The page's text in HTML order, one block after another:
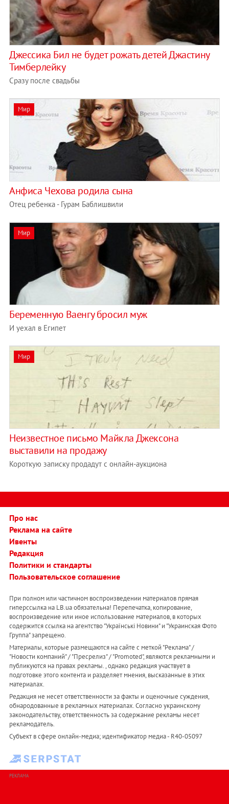
Джессика Бил не будет рожать детей Джастину
Тимберлейку
Сразу после свадьбы
Мир
Анфиса Чехова родила сына
Отец ребенка - Гурам Баблишвили
Мир
Беременную Ваенгу бросил муж
И уехал в Египет
Мир
Неизвестное письмо Майкла Джексона
выставили на продажу
Короткую записку продадут с онлайн-аукциона
Про нас
Реклама на сайте
Ивенты
Редакция
Политики и стандарты
Пользовательское соглашение
При полном или частичном воспроизведении материалов прямая
гиперссылка на LB.ua обязательна! Перепечатка, копирование,
воспроизведение или иное использование материалов, в которых
содержится ссылка на агентство "Українськi Новини" и "Украинская Фото
Группа" запрещено.
Материалы, которые размещаются на сайте с меткой "Реклама" /
"Новости компаний" / "Пресрелиз" / "Promoted", являются рекламными и
публикуются на правах рекламы. , однако редакция участвует в
подготовке этого контента и разделяет мнения, высказанные в этих
материалах.
Редакция не несет ответственности за факты и оценочные суждения,
обнародованные в рекламных материалах. Согласно украинскому
законодательству, ответственность за содержание рекламы несет
рекламодатель.
Субъект в сфере онлайн-медиа; идентификатор медиа - R40-05097
РЕКЛАМА